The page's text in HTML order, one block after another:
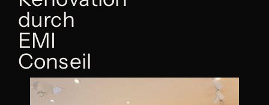
durch
EMI
Conseil